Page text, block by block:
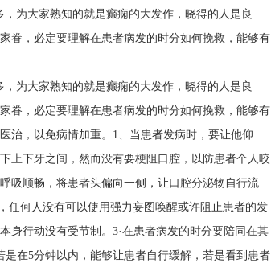
为大家熟知的就是癫痫的大发作，晓得的人是良
眷，必定要理解在患者病发的时分如何挽救，能够有
为大家熟知的就是癫痫的大发作，晓得的人是良
眷，必定要理解在患者病发的时分如何挽救，能够有
治，以免病情加重。1、当患者发病时，要让他仰
上下牙之间，然而没有要梗阻口腔，以防患者个人咬
吸顺畅，将患者头偏向一侧，让口腔分泌物自行流
任何人没有可以使用强力妄图唤醒或许阻止患者的发
身行动没有受节制。3·在患者病发的时分要陪同在其
在5分钟以内，能够让患者自行缓解，若是看到患者